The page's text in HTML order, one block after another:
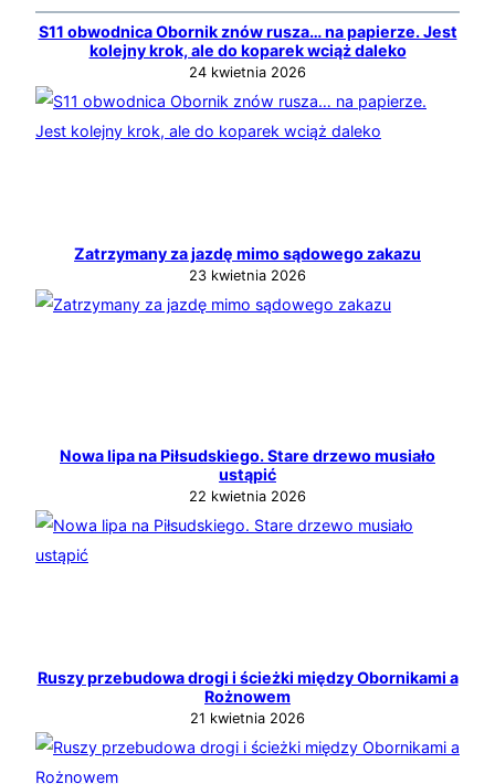
S11 obwodnica Obornik znów rusza… na papierze. Jest
kolejny krok, ale do koparek wciąż daleko
24 kwietnia 2026
Zatrzymany za jazdę mimo sądowego zakazu
23 kwietnia 2026
Nowa lipa na Piłsudskiego. Stare drzewo musiało
ustąpić
22 kwietnia 2026
Ruszy przebudowa drogi i ścieżki między Obornikami a
Rożnowem
21 kwietnia 2026